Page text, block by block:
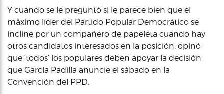
Y cuando se le preguntó si le parece bien que el
máximo líder del Partido Popular Democrático se
incline por un compañero de papeleta cuando hay
otros candidatos interesados en la posición, opinó
que ‘todos’ los populares deben apoyar la decisión
que García Padilla anuncie el sábado en la
Convención del PPD.